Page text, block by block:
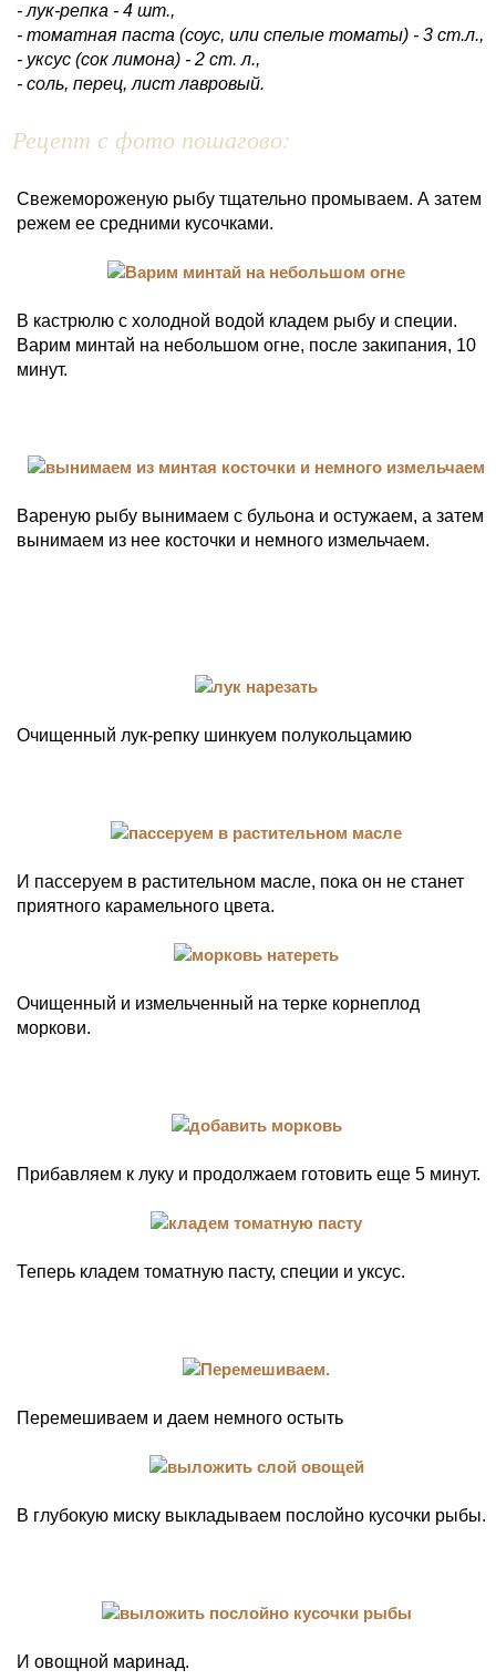
- лук-репка - 4 шт.,
- томатная паста (соус, или спелые томаты) - 3 ст.л.,
- уксус (сок лимона) - 2 ст. л.,
- соль, перец, лист лавровый.
Рецепт с фото пошагово:
Свежемороженую рыбу тщательно промываем. А затем
режем ее средними кусочками.
В кастрюлю с холодной водой кладем рыбу и специи.
Варим минтай на небольшом огне, после закипания, 10
минут.
Вареную рыбу вынимаем с бульона и остужаем, а затем
вынимаем из нее косточки и немного измельчаем.
Очищенный лук-репку шинкуем полукольцамию
И пассеруем в растительном масле, пока он не станет
приятного карамельного цвета.
Очищенный и измельченный на терке корнеплод
моркови.
Прибавляем к луку и продолжаем готовить еще 5 минут.
Теперь кладем томатную пасту, специи и уксус.
Перемешиваем и даем немного остыть
В глубокую миску выкладываем послойно кусочки рыбы.
И овощной маринад.